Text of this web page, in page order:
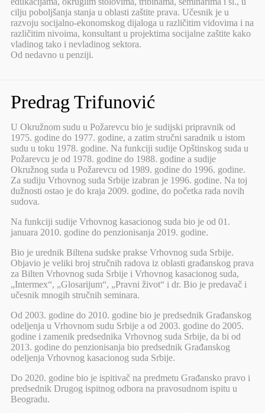
cilju poboljšanja stanja u oblasti zaštite prava. Učesnik je u
razvoju socijalno-ekonomskog dijaloga u različitim vidovima i na
različitim nivoima, konsultant u projektima socijalne zaštite kako
vladinog tako i nevladinog sektora.
Od nedavno u penziji.
Predrag Trifunović
U Okružnom sudu u Požarevcu bio je sudijski pripravnik od
1975. godine do 1977. godine, a zatim stručni saradnik u istom
sudu u toku 1978. godine. Na funkciji sudije Opštinskog suda u
Požarevcu je od 1978. godine do 1988. godine a sudije
Okružnog suda u Požarevcu od 1989. godine do 1996. godine.
Za sudiju Vrhovnog suda Srbije izabran je 1996. godine. Na toj
dužnosti ostao je do kraja 2009. godine, do početka rada novih
sudova.
Na funkciji sudije Vrhovnog kasacionog suda bio je od 01.
januara 2010. godine do penzionisanja 2019. godine.
Bio je urednik Biltena sudske prakse Vrhovnog suda Srbije.
Objavio je veliki broj stručnih radova iz oblasti građanskog prava
za Bilten Vrhovnog suda Srbije i Vrhovnog kasacionog suda,
„Intermex“, „Glosarijum“, „Pravni život“ i dr. Bio je predavač i
učesnik mnogih stručnih seminara.
Od 2003. godine do 2010. godine bio je predsednik Građanskog
odeljenja u Vrhovnom sudu Srbije a od 2003. godine do 2005.
godine i zamenik predsednika Vrhovnog suda Srbije, da bi od
2013. godine do penzionisanja bio predsednik Građanskog
odeljenja Vrhovnog kasacionog suda Srbije.
Do 2020. godine bio je ispitivač na predmetu Građansko pravo i
predsednik Drugog ispitnog odbora na pravosudnom ispitu u
Beogradu.